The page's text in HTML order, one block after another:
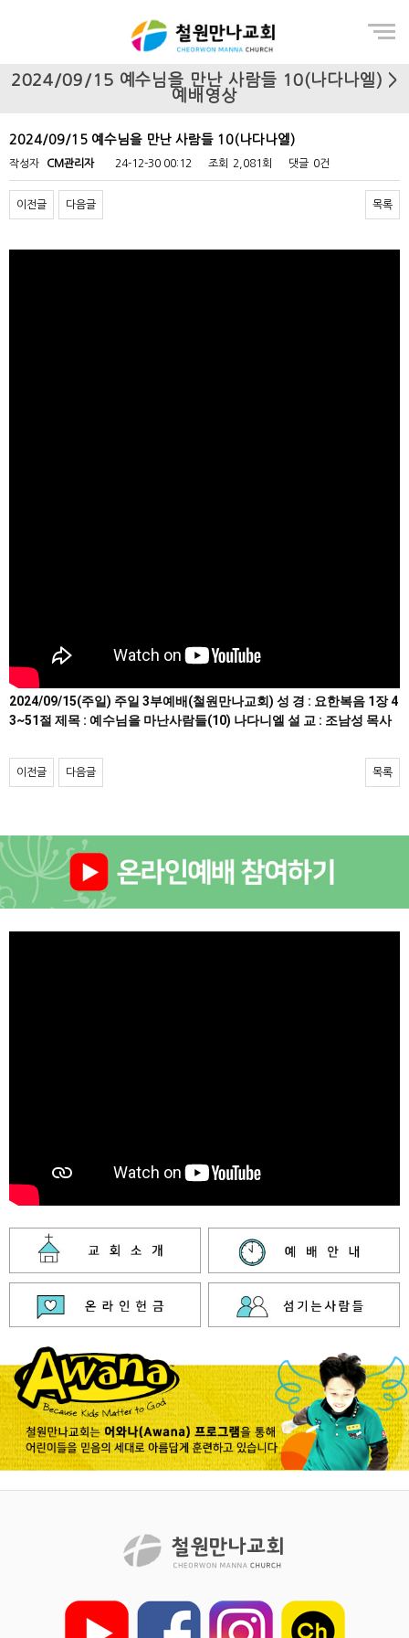
2024/09/15 예수님을 만난 사람들 10(나다나엘) >
예배영상
2024/09/15 예수님을 만난 사람들 10(나다나엘)
작성자 CM관리자 24-12-30 00:12 조회 2,081회 댓글 0건
이전글 다음글 목록
2024/09/15(주일) 주일 3부예배(철원만나교회) 성 경 : 요한복음 1장 4
3~51절 제목 : 예수님을 마난사람들(10) 나다니엘 설 교 : 조남성 목사
이전글 다음글 목록